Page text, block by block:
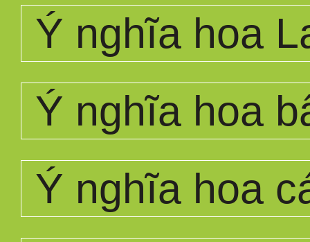
Ý nghĩa hoa
Ý nghĩa hoa
Ý nghĩa hoa